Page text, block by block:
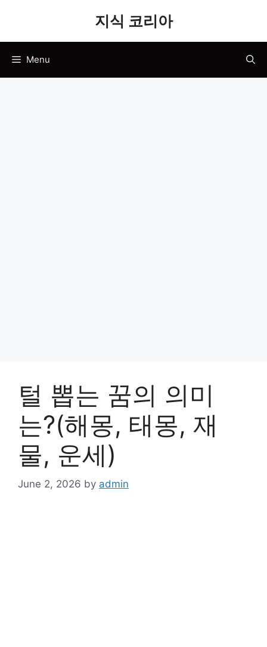
지식 코리아
Menu
털 뽑는 꿈의 의미
는?(해몽, 태몽, 재
물, 운세)
June 2, 2026 by admin